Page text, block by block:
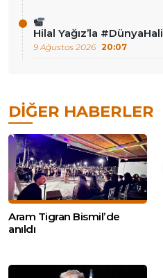
Hilal Yağız’la #DünyaHali
9 Ağustos 2026 20:07
DIĞER HABERLER
Aram Tigran Bismil’de
anıldı